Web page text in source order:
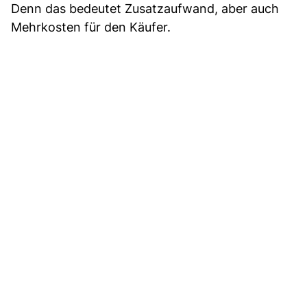
Denn das bedeutet Zusatzaufwand, aber auch
Mehrkosten für den Käufer.